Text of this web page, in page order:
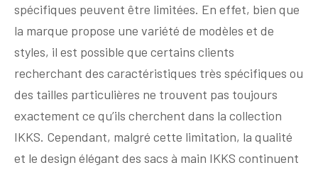
spécifiques peuvent être limitées. En effet, bien que
la marque propose une variété de modèles et de
styles, il est possible que certains clients
recherchant des caractéristiques très spécifiques ou
des tailles particulières ne trouvent pas toujours
exactement ce qu’ils cherchent dans la collection
IKKS. Cependant, malgré cette limitation, la qualité
et le design élégant des sacs à main IKKS continuent